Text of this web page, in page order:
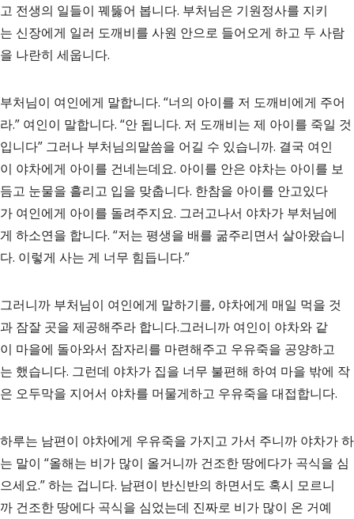
고 전생의 일들이 꿰뚫어 봅니다. 부처님은 기원정사를 지키
는 신장에게 일러 도깨비를 사원 안으로 들어오게 하고 두 사람
을 나란히 세웁니다.
부처님이 여인에게 말합니다. “너의 아이를 저 도깨비에게 주어
라.” 여인이 말합니다. “안 됩니다. 저 도깨비는 제 아이를 죽일 것
입니다” 그러나 부처님의말씀을 어길 수 있습니까. 결국 여인
이 야차에게 아이를 건네는데요. 아이를 안은 야차는 아이를 보
듬고 눈물을 흘리고 입을 맞춥니다. 한참을 아이를 안고있다
가 여인에게 아이를 돌려주지요. 그러고나서 야차가 부처님에
게 하소연을 합니다. “저는 평생을 배를 굶주리면서 살아왔습니
다. 이렇게 사는 게 너무 힘듭니다.”
그러니까 부처님이 여인에게 말하기를, 야차에게 매일 먹을 것
과 잠잘 곳을 제공해주라 합니다.그러니까 여인이 야차와 같
이 마을에 돌아와서 잠자리를 마련해주고 우유죽을 공양하고
는 했습니다. 그런데 야차가 집을 너무 불편해 하여 마을 밖에 작
은 오두막을 지어서 야차를 머물게하고 우유죽을 대접합니다.
하루는 남편이 야차에게 우유죽을 가지고 가서 주니까 야차가 하
는 말이 “올해는 비가 많이 올거니까 건조한 땅에다가 곡식을 심
으세요.” 하는 겁니다. 남편이 반신반의 하면서도 혹시 모르니
까 건조한 땅에다 곡식을 심었는데 진짜로 비가 많이 온 거예